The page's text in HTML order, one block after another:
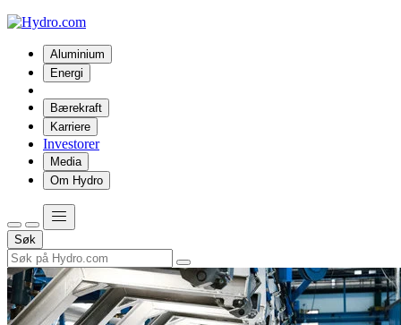
Aluminium
Energi
Bærekraft
Karriere
Investorer
Media
Om Hydro
Søk